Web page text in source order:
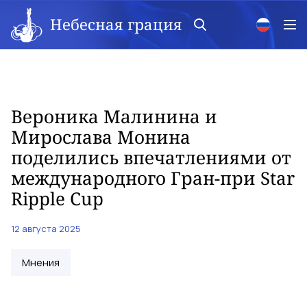
Небесная грация
Вероника Малинина и
Мирослава Монина
поделились впечатлениями от
международного Гран-при Star
Ripple Cup
12 августа 2025
Мнения